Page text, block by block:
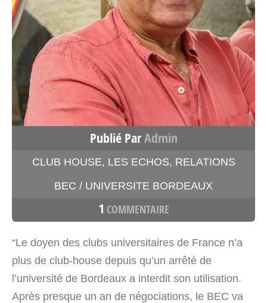
Publié ParAdmin
CLUB HOUSE, LES ECHOS, RELATIONS
BEC / UNIVERSITE BORDEAUX
1 COMMENTAIRE
“Le doyen des clubs universitaires de France n’a
plus de club-house depuis qu’un arrêté de
l’université de Bordeaux a interdit son utilisation.
Après presque un an de négociations, le BEC va